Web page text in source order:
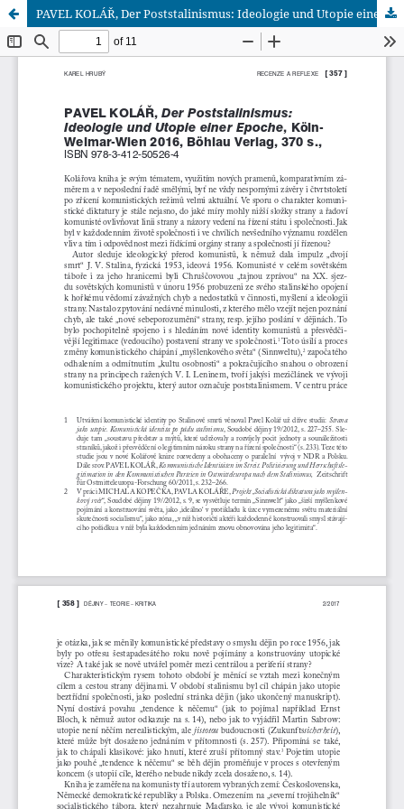
PAVEL KOLÁŘ, Der Poststalinismus: Ideologie und Utopie einer Epoche